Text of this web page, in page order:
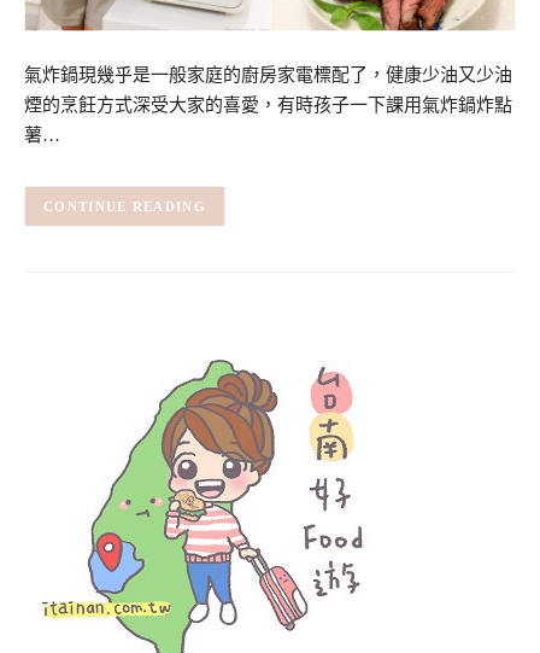
氣炸鍋現幾乎是一般家庭的廚房家電標配了，健康少油又少油
煙的烹飪方式深受大家的喜愛，有時孩子一下課用氣炸鍋炸點
薯…
CONTINUE READING